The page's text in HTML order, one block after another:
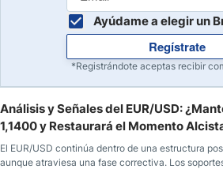
Ayúdame a elegir un
Regístrate
*Registrándote aceptas recibir
Análisis y Señales del EUR/USD:
1,1400 y Restaurará el Momento
El EUR/USD continúa dentro de una estructura
aunque atraviesa una fase correctiva. Los